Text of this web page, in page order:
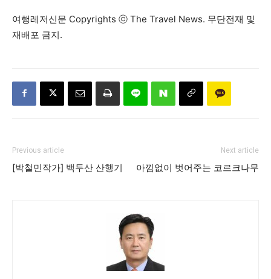
여행레저신문 Copyrights ⓒ The Travel News. 무단전재 및
재배포 금지.
Previous article
[박철민작가] 백두산 산행기
Next article
아낌없이 벗어주는 코르크나무